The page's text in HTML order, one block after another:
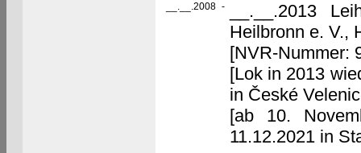
__.__.2008 -
__.__.2013
Heilbronn e. V.,
[NVR-Nummer:
[Lok in 2013
in České
[ab 10.
11.12.2021 in